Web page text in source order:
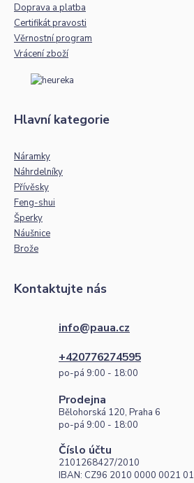
Doprava a platba
Certifikát pravosti
Věrnostní program
Vrácení zboží
Hlavní kategorie
Náramky
Náhrdelníky
Přívěsky
Feng-shui
Šperky
Náušnice
Brože
Kontaktujte nás
info@paua.cz
+420776274595
po-pá 9:00 - 18:00
Prodejna
Bělohorská 120, Praha 6
po-pá 9:00 - 18:00
Číslo účtu
2101268427/2010
IBAN: CZ96 2010 0000 0021